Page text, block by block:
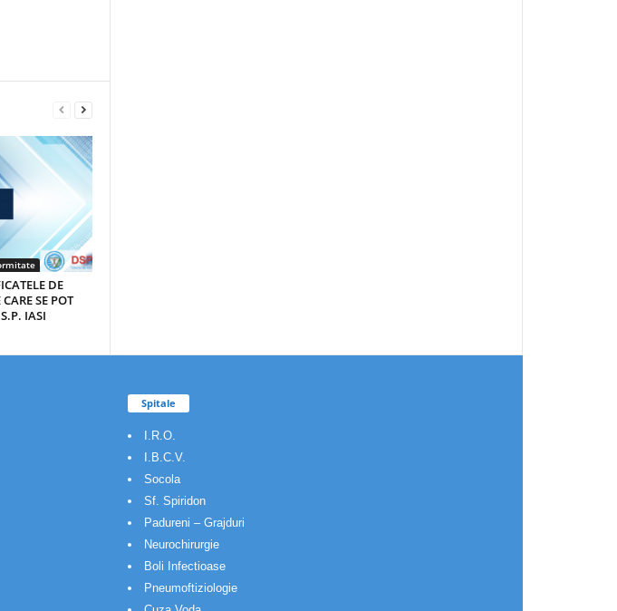
DE
SE POT
IASI
Spitale
I.R.O.
I.B.C.V.
Socola
Sf. Spiridon
Padureni – Grajduri
Neurochirurgie
Boli Infectioase
Pneumoftiziologie